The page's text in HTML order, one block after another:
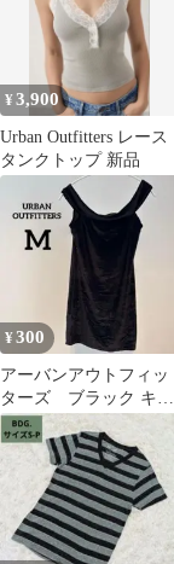
¥3,900
Urban Outfitters レース
タンクトップ 新品
¥300
アーバンアウトフィッ
ターズ ブラック キャ
ミワンピース 【M】
y2k 平成ギャル